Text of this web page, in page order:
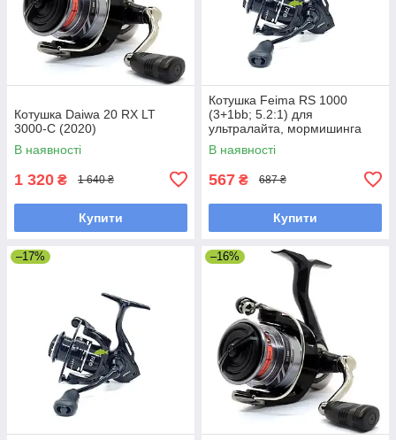
Котушка Daiwa 20 RX LT
3000-C (2020)
В наявності
1 320 ₴ 1 640 ₴
Купити
Котушка Feima RS 1000
(3+1bb; 5.2:1) для
ультралайта, мормишинга
В наявності
567 ₴ 687 ₴
Купити
–17% –16%